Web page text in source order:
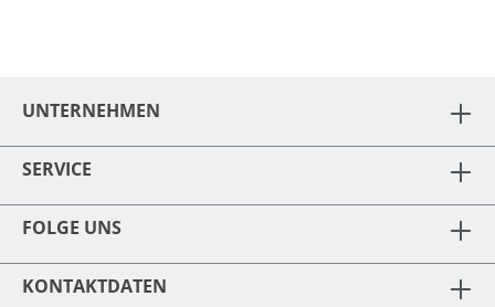
UNTERNEHMEN
SERVICE
FOLGE UNS
KONTAKTDATEN